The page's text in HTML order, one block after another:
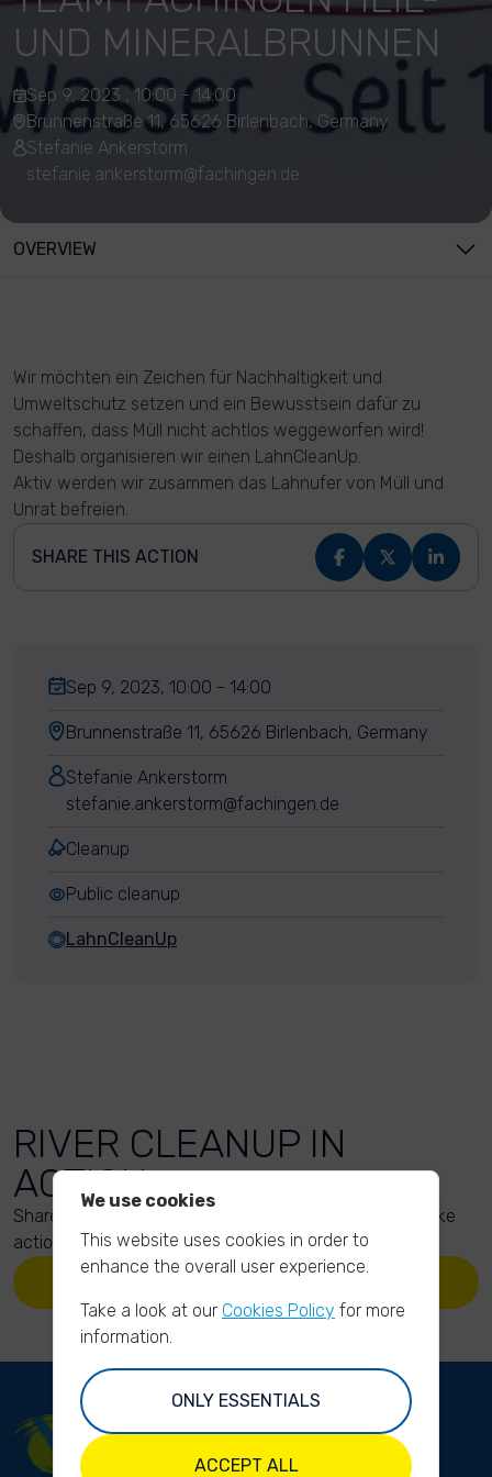
UND MINERALBRUNNEN
Sep 9, 2023 , 10:00 - 14:00
Brunnenstraße 11, 65626 Birlenbach, Germany
Stefanie Ankerstorm
stefanie.ankerstorm@fachingen.de
OVERVIEW
Wir möchten ein Zeichen für Nachhaltigkeit und
Umweltschutz setzen und ein Bewusstsein dafür zu
schaffen, dass Müll nicht achtlos weggeworfen wird!
Deshalb organisieren wir einen LahnCleanUp.
Aktiv werden wir zusammen das Lahnufer von Müll und
Unrat befreien.
SHARE THIS ACTION
Sep 9, 2023, 10:00 - 14:00
Brunnenstraße 11, 65626 Birlenbach, Germany
Stefanie Ankerstorm
stefanie.ankerstorm@fachingen.de
Cleanup
Public cleanup
LahnCleanUp
RIVER CLEANUP IN
ACTION
Share your action photos here and inspire others to take
action too!
UPLOAD YOUR PHOTOS
We use cookies
This website uses cookies in order to
enhance the overall user experience.
Take a look at our Cookies Policy for more
information.
ONLY ESSENTIALS
ACCEPT ALL